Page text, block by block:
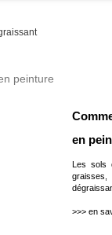
en
Les sols
>>> en